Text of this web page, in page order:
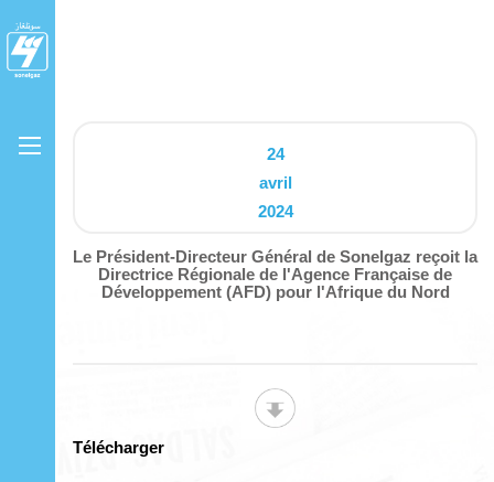
24
avril
2024
Le Président-Directeur Général de Sonelgaz reçoit la
Directrice Régionale de l'Agence Française de
Développement (AFD) pour l'Afrique du Nord
Télécharger